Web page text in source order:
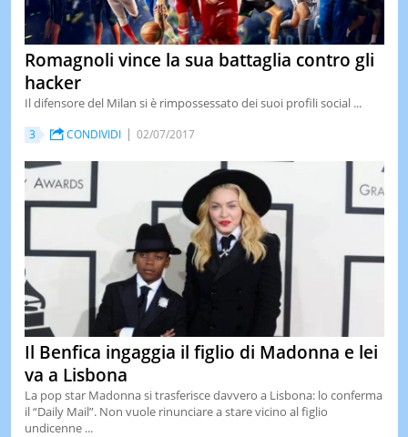
Romagnoli vince la sua battaglia contro gli
hacker
Il difensore del Milan si è rimpossessato dei suoi profili social ...
3 CONDIVIDI 02/07/2017
Il Benfica ingaggia il figlio di Madonna e lei
va a Lisbona
La pop star Madonna si trasferisce davvero a Lisbona: lo conferma
il “Daily Mail”. Non vuole rinunciare a stare vicino al figlio
undicenne ...